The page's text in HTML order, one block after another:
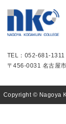
TEL：052-681-
〒456-0031 名古屋
Copyright © Nagoya